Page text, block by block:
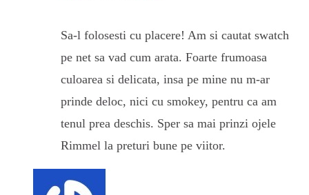
Sa-l folosesti cu placere! Am si cautat swatch
pe net sa vad cum arata. Foarte frumoasa
culoarea si delicata, insa pe mine nu m-ar
prinde deloc, nici cu smokey, pentru ca am
tenul prea deschis. Sper sa mai prinzi ojele
Rimmel la preturi bune pe viitor.